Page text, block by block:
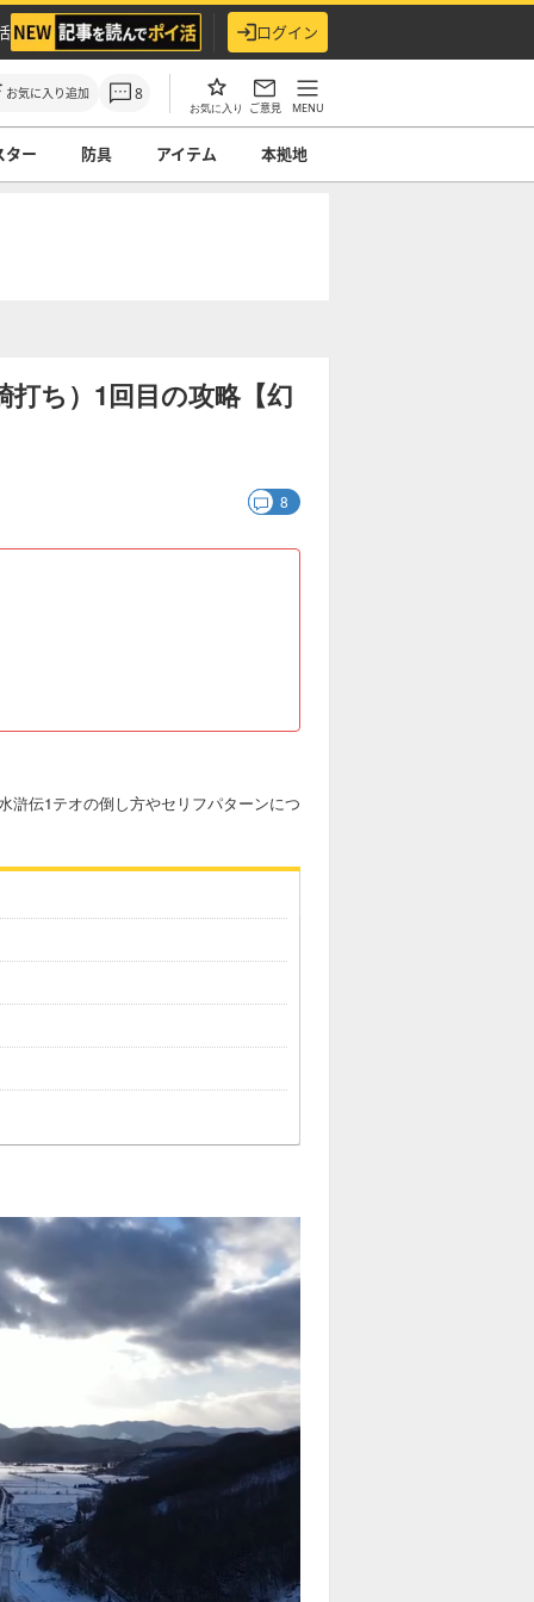
ログイン
お気に入り追加 8
お気に入り ご意見 MENU
ター 防具 アイテム 本拠地
ち）1回目の攻略【幻
8
滸伝1テオの倒し方やセリフパターンにつ